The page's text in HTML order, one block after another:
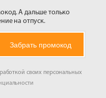
А дальше только
на отпуск.
Забрать промокод
своих персональных